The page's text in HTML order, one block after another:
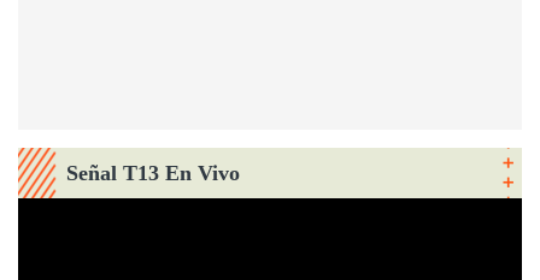
Señal T13 En Vivo